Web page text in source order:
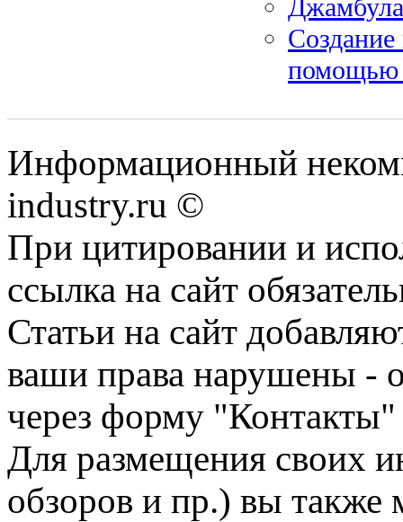
помощью
Информационный
industry.ru ©
При цитировании и
ссылка на сайт
Статьи на сайт
ваши права нарушены -
через форму "Контакты"
Для размещения своих
обзоров и пр.) вы также